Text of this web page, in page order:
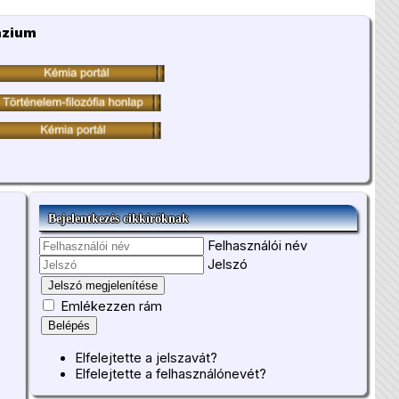
Bejelentkezés cikkíróknak
Felhasználói név
Jelszó
Jelszó megjelenítése
Emlékezzen rám
Belépés
Elfelejtette a jelszavát?
Elfelejtette a felhasználónevét?